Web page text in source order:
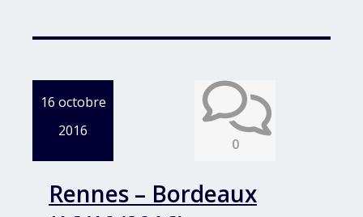
16 octobre
2016
0
Rennes – Bordeaux